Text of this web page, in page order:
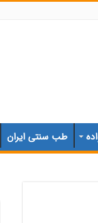
طب سنتی ایران